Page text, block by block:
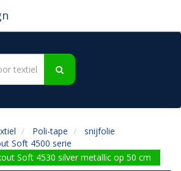
Poli-tape
snijfolie
Soft 4500 serie
Soft 4530 silver metallic op 50 cm